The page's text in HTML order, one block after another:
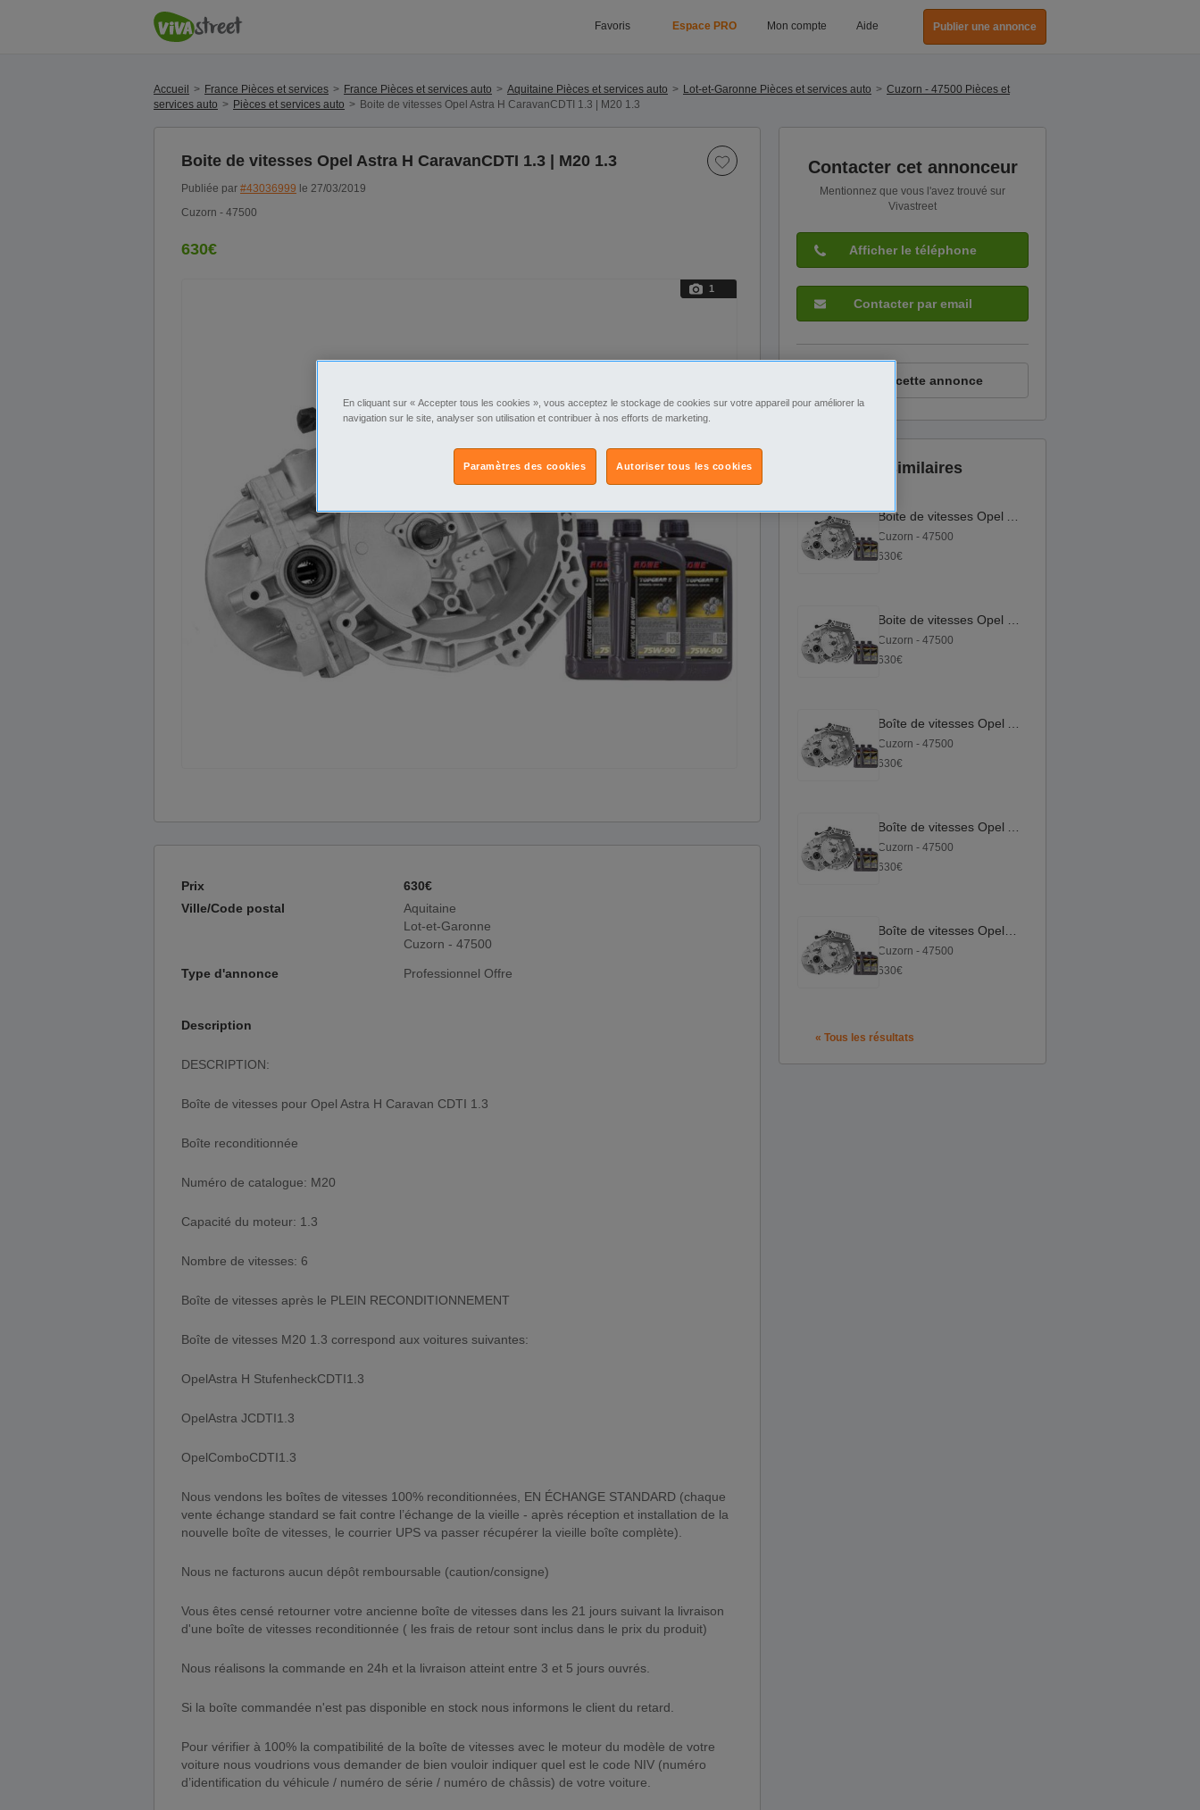
Favoris Espace PRO Mon compte Aide Publier une annonce
Accueil France Pièces et services France Pièces et services auto Aquitaine Pièces et services auto Lot-et-Garonne Pièces et services auto
Cuzorn - 47500 Pièces et
services auto
Pièces et services auto Boite de vitesses Opel Astra H CaravanCDTI 1.3 | M20 1.3
Boite de vitesses Opel Astra H CaravanCDTI 1.3 | M20 1.3
Publiée par #43036999 le 27/03/2019
Cuzorn - 47500
630€
1
Prix
630€
Ville/Code postal
Aquitaine
Lot-et-Garonne
Cuzorn - 47500
Type d'annonce Professionnel Offre
Description
DESCRIPTION:
Boîte de vitesses pour Opel Astra H Caravan CDTI 1.3
Boîte reconditionnée
Numéro de catalogue: M20
Capacité du moteur: 1.3
Nombre de vitesses: 6
Boîte de vitesses après le PLEIN RECONDITIONNEMENT
Boîte de vitesses M20 1.3 correspond aux voitures suivantes:
OpelAstra H StufenheckCDTI1.3
OpelAstra JCDTI1.3
OpelComboCDTI1.3
Nous vendons les boîtes de vitesses 100% reconditionnées, EN ÉCHANGE STANDARD (chaque
vente échange standard se fait contre l’échange de la vieille - après réception et installation de la
nouvelle boîte de vitesses, le courrier UPS va passer récupérer la vieille boîte complète).
Nous ne facturons aucun dépôt remboursable (caution/consigne)
Vous êtes censé retourner votre ancienne boîte de vitesses dans les 21 jours suivant la livraison
d'une boîte de vitesses reconditionnée ( les frais de retour sont inclus dans le prix du produit)
Nous réalisons la commande en 24h et la livraison atteint entre 3 et 5 jours ouvrés.
Si la boîte commandée n'est pas disponible en stock nous informons le client du retard.
Pour vérifier à 100% la compatibilité de la boîte de vitesses avec le moteur du modèle de votre
voiture nous voudrions vous demander de bien vouloir indiquer quel est le code NIV (numéro
d’identification du véhicule / numéro de série / numéro de châssis) de votre voiture.
Contacter cet annonceur
Mentionnez que vous l'avez trouvé sur
Vivastreet
Afficher le téléphone
Contacter par email
Signaler cette annonce
Annonces similaires
Cuzorn - 47500
630€
Cuzorn - 47500
630€
Cuzorn - 47500
630€
Cuzorn - 47500
630€
Cuzorn - 47500
630€
« Tous les résultats
En cliquant sur « Accepter tous les cookies », vous acceptez le stockage de cookies sur votre appareil pour améliorer la
navigation sur le site, analyser son utilisation et contribuer à nos efforts de marketing.
Autoriser tous les cookies
Paramètres des cookies